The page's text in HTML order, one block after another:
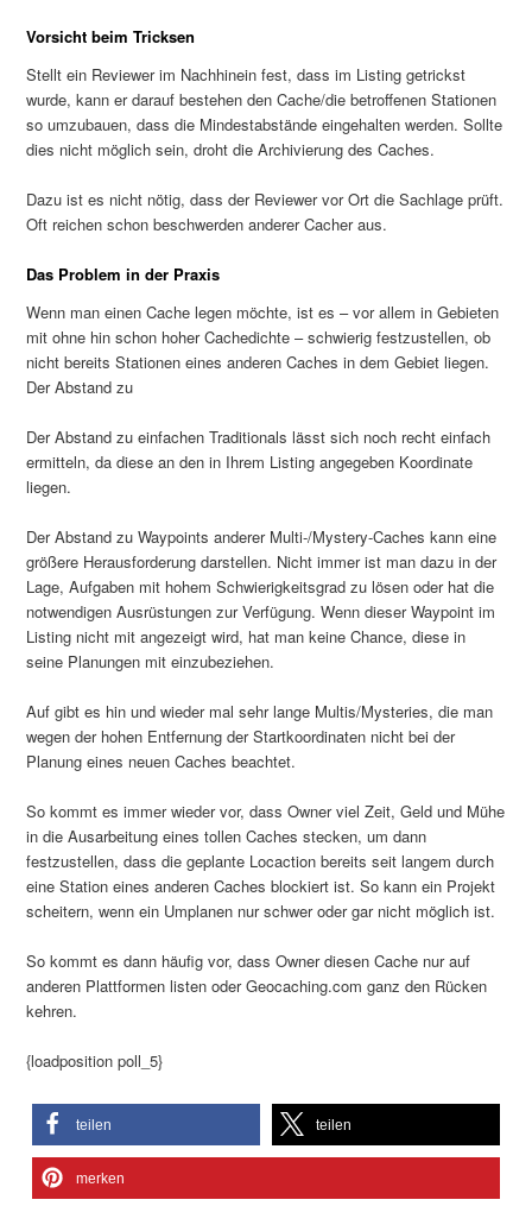
Vorsicht beim Tricksen
Stellt ein Reviewer im Nachhinein fest, dass im Listing getrickst
wurde, kann er darauf bestehen den Cache/die betroffenen Stationen
so umzubauen, dass die Mindestabstände eingehalten werden. Sollte
dies nicht möglich sein, droht die Archivierung des Caches.
Dazu ist es nicht nötig, dass der Reviewer vor Ort die Sachlage prüft.
Oft reichen schon beschwerden anderer Cacher aus.
Das Problem in der Praxis
Wenn man einen Cache legen möchte, ist es – vor allem in Gebieten
mit ohne hin schon hoher Cachedichte – schwierig festzustellen, ob
nicht bereits Stationen eines anderen Caches in dem Gebiet liegen.
Der Abstand zu
Der Abstand zu einfachen Traditionals lässt sich noch recht einfach
ermitteln, da diese an den in Ihrem Listing angegeben Koordinate
liegen.
Der Abstand zu Waypoints anderer Multi-/Mystery-Caches kann eine
größere Herausforderung darstellen. Nicht immer ist man dazu in der
Lage, Aufgaben mit hohem Schwierigkeitsgrad zu lösen oder hat die
notwendigen Ausrüstungen zur Verfügung. Wenn dieser Waypoint im
Listing nicht mit angezeigt wird, hat man keine Chance, diese in
seine Planungen mit einzubeziehen.
Auf gibt es hin und wieder mal sehr lange Multis/Mysteries, die man
wegen der hohen Entfernung der Startkoordinaten nicht bei der
Planung eines neuen Caches beachtet.
So kommt es immer wieder vor, dass Owner viel Zeit, Geld und Mühe
in die Ausarbeitung eines tollen Caches stecken, um dann
festzustellen, dass die geplante Locaction bereits seit langem durch
eine Station eines anderen Caches blockiert ist. So kann ein Projekt
scheitern, wenn ein Umplanen nur schwer oder gar nicht möglich ist.
So kommt es dann häufig vor, dass Owner diesen Cache nur auf
anderen Plattformen listen oder Geocaching.com ganz den Rücken
kehren.
{loadposition poll_5}
teilen teilen
merken